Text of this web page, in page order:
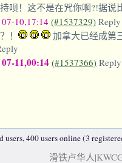
呗！这不是在咒你啊?!据说
07-10,17:14 (#1537329) Reply
！
加拿大已经成第
07-11,00:14 (#1537366) Reply
400 users online (3
滑铁卢华人